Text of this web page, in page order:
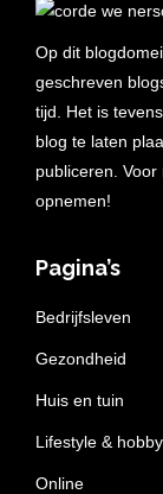
Op dit
geschreven
tijd. Het is
blog te laten
publiceren.
opnemen!
Pagina’s
Bedrijfsleven
Gezondheid
Huis en tuin
Lifestyle & hobby
Online